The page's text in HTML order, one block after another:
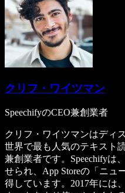
クリフ・ワイツマン
SpeechifyのCEO兼創業者
クリフ・ワイツマンはディ
世界で最も人気のテキスト
兼創業者です。Speechifyは
せられ、App Storeの「ニュ
得しています。2017年には